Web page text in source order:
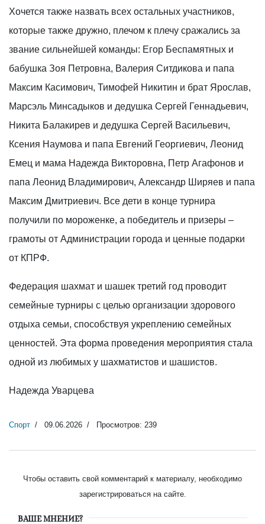
Хочется также назвать всех остальных участников,
которые также дружно, плечом к плечу сражались за
звание сильнейшей команды: Егор Беспамятных и
бабушка Зоя Петровна, Валерия Ситдикова и папа
Максим Касимович, Тимофей Никитин и брат Ярослав,
Марсэль Минсадыков и дедушка Сергей Геннадьевич,
Никита Балакирев и дедушка Сергей Васильевич,
Ксения Наумова и папа Евгений Георгиевич, Леонид
Емец и мама Надежда Викторовна, Петр Агафонов и
папа Леонид Владимирович, Александр Ширяев и папа
Максим Дмитриевич. Все дети в конце турнира
получили по мороженке, а победитель и призеры –
грамоты от Администрации города и ценные подарки
от КПРФ.
Федерация шахмат и шашек третий год проводит
семейные турниры с целью организации здорового
отдыха семьи, способствуя укреплению семейных
ценностей. Эта форма проведения мероприятия стала
одной из любимых у шахматистов и шашистов.
Надежда Уварцева
Спорт 09.06.2026 Просмотров: 239
Чтобы оставить свой комментарий к материалу, необходимо
зарегистрироваться на сайте.
ВАШЕ МНЕНИЕ?